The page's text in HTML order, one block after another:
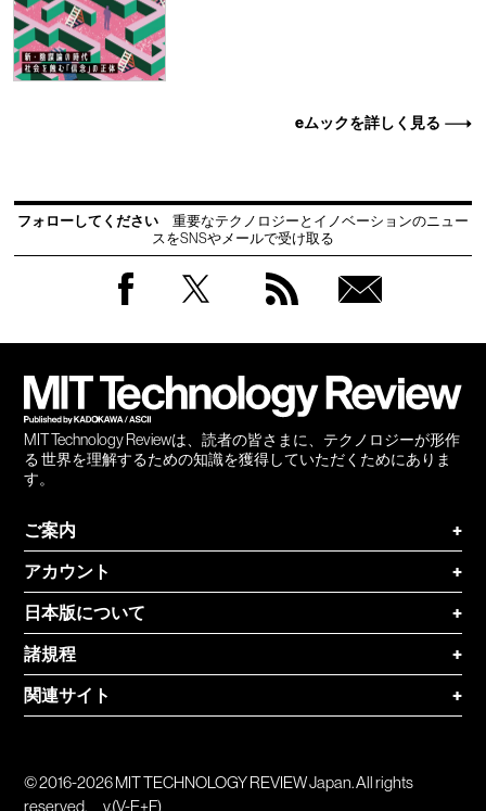
eムックを詳しく見る
フォローしてください
重要なテクノロジーとイノベーションのニュー
スをSNSやメールで受け取る
MIT Technology Reviewは、読者の皆さまに、テクノロジーが形作
る 世界を理解するための知識を獲得していただくためにありま
す。
ご案内
+
アカウント
+
日本版について
+
諸規程
+
関連サイト
+
© 2016-2026 MIT TECHNOLOGY REVIEW Japan. All rights
reserved.
v.(V-E+F)